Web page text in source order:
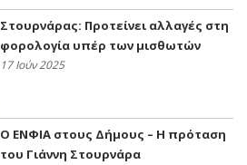
Στουρνάρας: Προτείνει αλλαγές στη
φορολογία υπέρ των μισθωτών
17 Ιούν 2025
Ο ΕΝΦΙΑ στους Δήμους – Η πρόταση
του Γιάννη Στουρνάρα